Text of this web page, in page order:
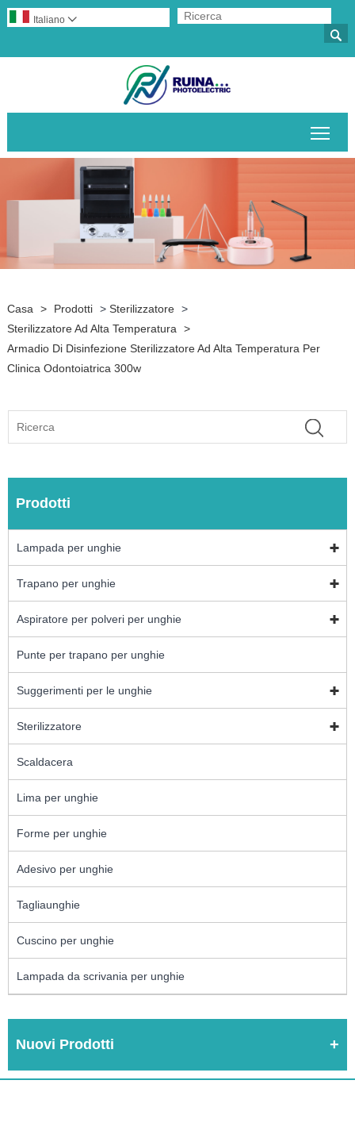

Italiano 
Casa > Prodotti > Sterilizzatore >
Sterilizzatore Ad Alta Temperatura
>
Armadio Di Disinfezione Sterilizzatore Ad Alta Temperatura Per
Clinica Odontoiatrica 300w
Prodotti
Lampada per unghie
Trapano per unghie
Aspiratore per polveri per unghie
Punte per trapano per unghie
Suggerimenti per le unghie
Sterilizzatore
Scaldacera
Lima per unghie
Forme per unghie
Adesivo per unghie
Tagliaunghie
Cuscino per unghie
Lampada da scrivania per unghie
Nuovi Prodotti